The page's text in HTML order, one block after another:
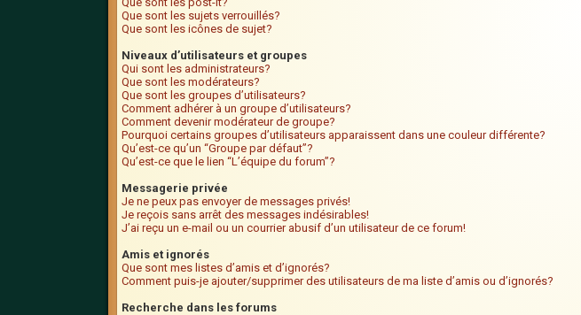
Que sont les sujets verrouillés?
Que sont les icônes de sujet?
Niveaux d’utilisateurs et groupes
Qui sont les administrateurs?
Que sont les modérateurs?
Que sont les groupes d’utilisateurs?
Comment adhérer à un groupe d’utilisateurs?
Comment devenir modérateur de groupe?
Pourquoi certains groupes d’utilisateurs apparaissent dans une couleur différente?
Qu’est-ce qu’un “Groupe par défaut”?
Qu’est-ce que le lien “L’équipe du forum”?
Messagerie privée
Je ne peux pas envoyer de messages privés!
Je reçois sans arrêt des messages indésirables!
J’ai reçu un e-mail ou un courrier abusif d’un utilisateur de ce forum!
Amis et ignorés
Que sont mes listes d’amis et d’ignorés?
Comment puis-je ajouter/supprimer des utilisateurs de ma liste d’amis ou d’ignorés?
Recherche dans les forums